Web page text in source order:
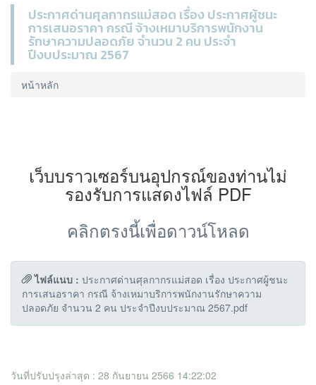
ประกาศด่านศุลกากรแม่สอด เรื่อง ประกาศผู้ชนะ
การเสนอราคา กรณี จ้างเหมาบริการพนักงาน
รักษาความปลอดภัย จำนวน 2 คน ประจำ
ปีงบประมาณ 2567
หน้าหลัก
เว็บบราวเซอร์บนอุปกรณ์ของท่านไม่
รองรับการแสดงไฟล์ PDF
คลิกตรงนี้เพื่อดาวน์โหลด
ไฟล์แนบ : ประกาศด่านศุลกากรแม่สอด เรื่อง ประกาศผู้ชนะ
การเสนอราคา กรณี จ้างเหมาบริการพนักงานรักษาความ
ปลอดภัย จำนวน 2 คน ประจำปีงบประมาณ 2567.pdf
วันที่ปรับปรุงล่าสุด : 28 กันยายน 2566 14:22:02